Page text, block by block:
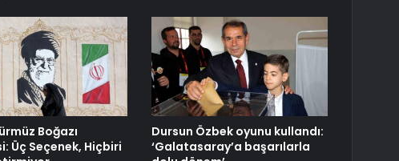
Boğazı
Üç Seçenek, Hiçbiri
Dursun Özbek oyunu kullandı:
‘Galatasaray’a başarılarla